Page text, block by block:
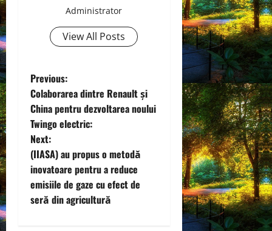
Administrator
View All Posts
P
o
s
t
n
a
Previous:
Colaborarea dintre Renault și
China pentru dezvoltarea noului
Twingo electric:
Next:
(IIASA) au propus o metodă
inovatoare pentru a reduce
emisiile de gaze cu efect de
seră din agricultură